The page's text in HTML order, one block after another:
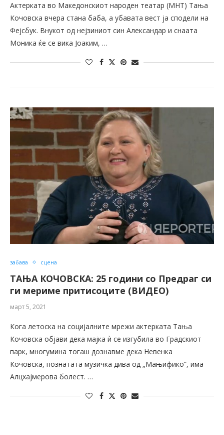
Актерката во Македонскиот народен театар (МНТ) Тања
Кочовска вчера стана баба, а убавата вест ја сподели на
Фејсбук. Внукот од нејзиниот син Александар и снаата
Моника ќе се вика Јоаким, …
забава сцена
ТАЊА КОЧОВСКА: 25 години со Предраг си
ги мериме притисоците (ВИДЕО)
март 5, 2021
Кога летоска на социјалните мрежи актерката Тања
Кочовска објави дека мајка ѝ се изгубила во Градскиот
парк, многумина тогаш дознавме дека Невенка
Кочовска, познатата музичка дива од „Мањифико”, има
Алцхајмерова болест. …